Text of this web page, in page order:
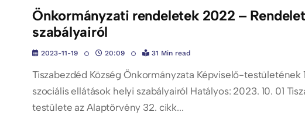
Önkormányzati rendeletek 2022 –
szabályairól
2023-11-19 20:09 31 Min read
Tiszabezdéd Község Önkormányzata Képviselő-
szociális ellátások helyi szabályairól Hatályos: 2023. 10. 01
testülete az Alaptörvény 32. cikk...